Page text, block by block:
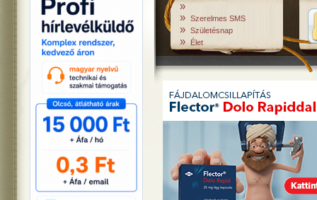
»
» Szerelmes SMS
» Születésnap
» Élet